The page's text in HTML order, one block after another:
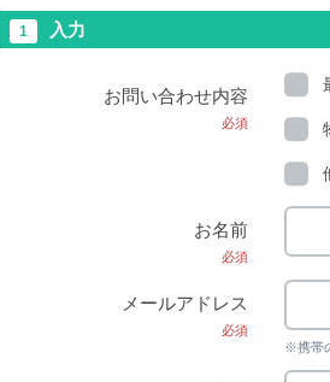
1 入力
お問い合わせ内容
必須
お名前
必須
メールアドレス
必須
※携帯